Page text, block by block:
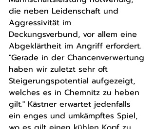
die neben Leidenschaft und
Aggressivität im
Deckungsverbund, vor allem eine
Abgeklärtheit im Angriff erfordert.
"Gerade in der Chancenverwertung
haben wir zuletzt sehr oft
Steigerungspotential aufgezeigt,
welches es in Chemnitz zu heben
gilt." Kästner erwartet jedenfalls
ein enges und umkämpftes Spiel,